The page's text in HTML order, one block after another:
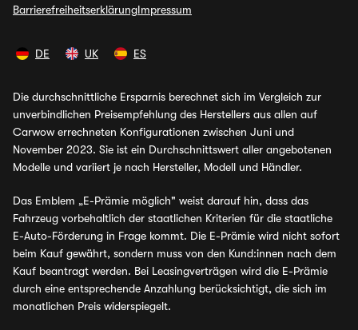
BarrierefreiheitserklärungImpressum
DE UK ES
Die durchschnittliche Ersparnis berechnet sich im Vergleich zur
unverbindlichen Preisempfehlung des Herstellers aus allen auf
Carwow errechneten Konfigurationen zwischen Juni und
November 2023. Sie ist ein Durchschnittswert aller angebotenen
Modelle und variiert je nach Hersteller, Modell und Händler.
Das Emblem „E-Prämie möglich" weist darauf hin, dass das
Fahrzeug vorbehaltlich der staatlichen Kriterien für die staatliche
E-Auto-Förderung in Frage kommt. Die E-Prämie wird nicht sofort
beim Kauf gewährt, sondern muss von den Kund:innen nach dem
Kauf beantragt werden. Bei Leasingverträgen wird die E-Prämie
durch eine entsprechende Anzahlung berücksichtigt, die sich im
monatlichen Preis widerspiegelt.